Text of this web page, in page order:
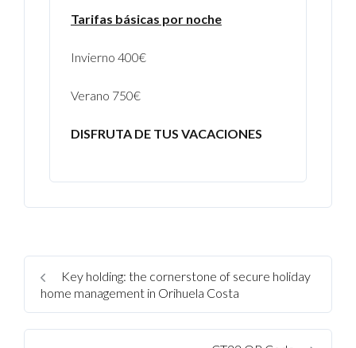
Tarifas básicas por noche
Invierno 400€
Verano 750€
DISFRUTA DE TUS VACACIONES
Key holding: the cornerstone of secure holiday
home management in Orihuela Costa